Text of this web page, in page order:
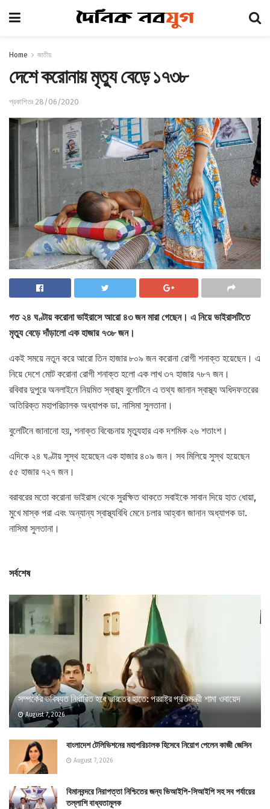
Home জাতীয়
দেশে করোনায় মৃত্যু বেড়ে ১৭৩৮
প্রকাশিতঃ 28/06/2020
গত ২৪ ঘণ্টায় করোনা ভাইরাসে আরো ৪৩ জন মারা গেছেন। এ নিয়ে ভাইরাসটিতে
মৃত্যু বেড়ে দাঁড়ালো এক হাজার ৭৩৮ জন।
একই সময়ে নতুন করে আরো তিন হাজার ৮০৯ জন করোনা রোগী শনাক্ত হয়েছেন। এ
নিয়ে দেশে মোট করোনা রোগী শনাক্ত হলো এক লাখ ৩৭ হাজার ৭৮৭ জন।
রবিবার দুপুরে অনলাইনে নিয়মিত স্বাস্থ্য বুলেটিনে এ তথ্য জানান স্বাস্থ্য অধিদফতরের
অতিরিক্ত মহাপরিচালক অধ্যাপক ডা. নাসিমা সুলতানা।
বুলেটিনে জানানো হয়, শনাক্ত বিবেচনায় মৃত্যুহার এক দশমিক ২৬ শতাংশ।
এদিকে ২৪ ঘণ্টায় সুস্থ হয়েছেন এক হাজার ৪০৯ জন। সব মিলিয়ে সুস্থ হয়েছেন
৫৫ হাজার ৭২৭ জন।
বরাবরের মতো করোনা ভাইরাস থেকে সুরক্ষিত থাকতে সবাইকে সাবান দিয়ে হাত ধোয়া,
মুখে মাস্ক পরা এবং অন্যান্য স্বাস্থ্যবিধি মেনে চলার আহ্বান জানান অধ্যাপক ডা.
নাসিমা সুলতানা।
সর্বশেষ
সম্পর্কের ভবিষ্যত নির্ধারিত হবে ভারতের হাতে: পররাষ্ট্র প্রতিমন্ত্রী শামা ওবায়েদ
August 7, 2026
বাংলাদেশ টেলিভিশনের মহাপরিচালক হিসেবে নিয়োগ পেলেন কাজী জেসিন
August 7, 2026
বিমানবন্দরে নিরাপত্তা নিশ্চিতের জন্য ভিআইপি-সিআইপি সহ সব পর্যায়ের
তল্লাশি বাধ্যতামূলক